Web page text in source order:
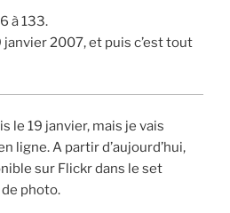
à 133.
janvier 2007, et puis c’est tout
le 19 janvier, mais je vais
ligne. A partir d’aujourd’hui,
sur Flickr dans le set
photo.